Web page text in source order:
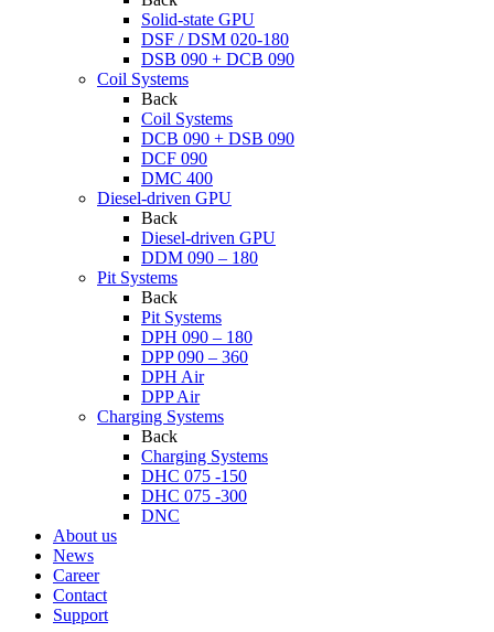
Solid-state GPU
DSF / DSM 020-180
DSB 090 + DCB 090
Coil Systems
Back
Coil Systems
DCB 090 + DSB 090
DCF 090
DMC 400
Diesel-driven GPU
Back
Diesel-driven GPU
DDM 090 – 180
Pit Systems
Back
Pit Systems
DPH 090 – 180
DPP 090 – 360
DPH Air
DPP Air
Charging Systems
Back
Charging Systems
DHC 075 -150
DHC 075 -300
DNC
About us
News
Career
Contact
Support